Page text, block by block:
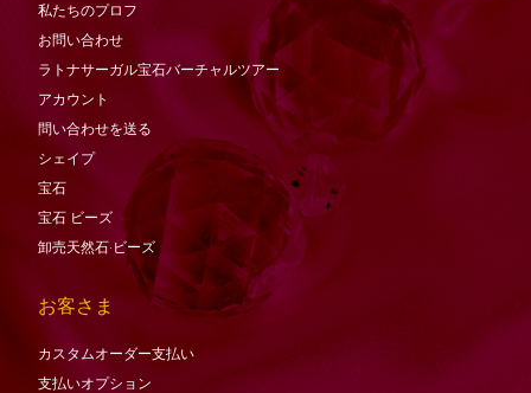
私たちのプロフ
お問い合わせ
ラトナサーガル宝石バーチャ​​ルツアー
アカウント
問い合わせを送る
シェイプ
宝石
宝石 ビーズ
卸売天然石·ビーズ
お客さま
カスタムオーダー支払い
支払いオプション